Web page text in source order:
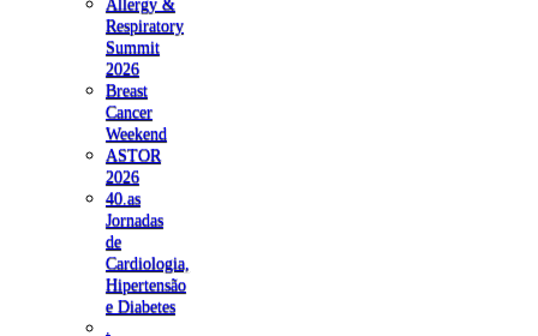
Respiratory
Summit
2026
Breast
Cancer
Weekend
ASTOR
2026
40.as
Jornadas
de
Cardiologia,
Hipertensão
e Diabetes